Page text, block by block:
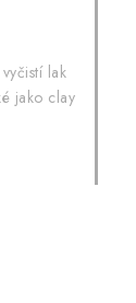
lak
jako clay